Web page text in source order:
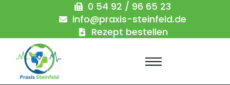
0 54 92 / 96 65 23
info@praxis-steinfeld.de
Rezept bestellen